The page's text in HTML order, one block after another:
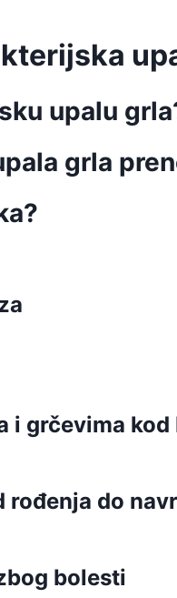
upalu
grla
i grčevima kod
rođenja do
bolesti